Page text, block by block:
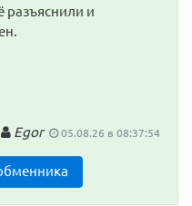
разъяснили и
Egor 05.08.26 в 08:37:54